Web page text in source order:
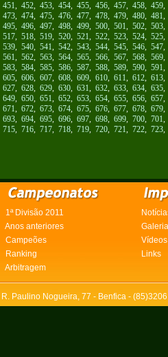
451, 452, 453, 454, 455, 456, 457, 458, 459
473, 474, 475, 476, 477, 478, 479, 480, 481
495, 496, 497, 498, 499, 500, 501, 502, 503
517, 518, 519, 520, 521, 522, 523, 524, 525
539, 540, 541, 542, 543, 544, 545, 546, 547
561, 562, 563, 564, 565, 566, 567, 568, 569
583, 584, 585, 586, 587, 588, 589, 590, 591
605, 606, 607, 608, 609, 610, 611, 612, 613
627, 628, 629, 630, 631, 632, 633, 634, 635
649, 650, 651, 652, 653, 654, 655, 656, 657
671, 672, 673, 674, 675, 676, 677, 678, 679
693, 694, 695, 696, 697, 698, 699, 700, 701
715, 716, 717, 718, 719, 720, 721, 722, 723
1ª Divisão 2011
Anos anteriores
Campeões
Vídeos
Ranking
Links
Arbitragem
R. Paulino Nogueira, 77 - Benfica -